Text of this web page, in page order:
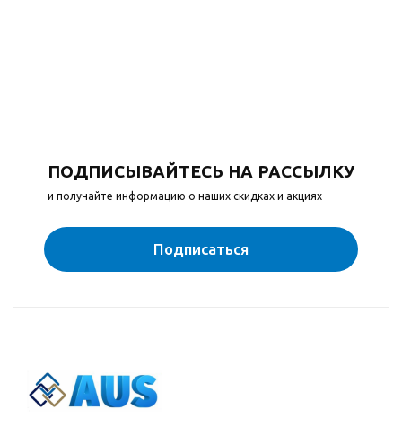
ПОДПИСЫВАЙТЕСЬ НА РАССЫЛКУ
и получайте информацию о наших скидках и акциях
Подписаться